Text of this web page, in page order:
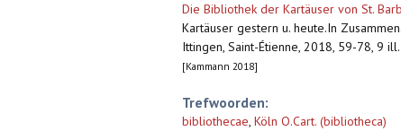
Die Bibliothek der Kartäuser von St.
Kartäuser gestern u. heute.In
Ittingen, Saint-Étienne, 2018, 59-78, 9
[Kammann 2018]
Trefwoorden:
bibliothecae, Köln O.Cart. (bibliotheca)